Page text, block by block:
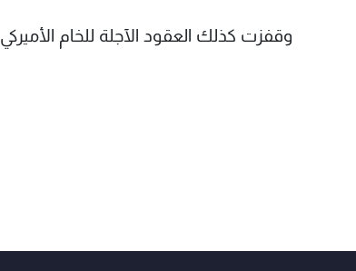
وقفزت كذلك العقود الآجلة للخام الأميركي 2.36 دولارًا أو 2.53 في المئة لتبلغ عند التسوية 95.46 دولاراً للبرميل.